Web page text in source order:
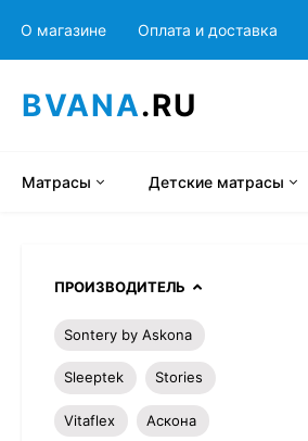
О магазине Оплата и доставка
BVANA.RU
Матрасы Детские матрасы
ПРОИЗВОДИТЕЛЬ
Sontery by Askona
Sleeptek Stories
Vitaflex Аскона